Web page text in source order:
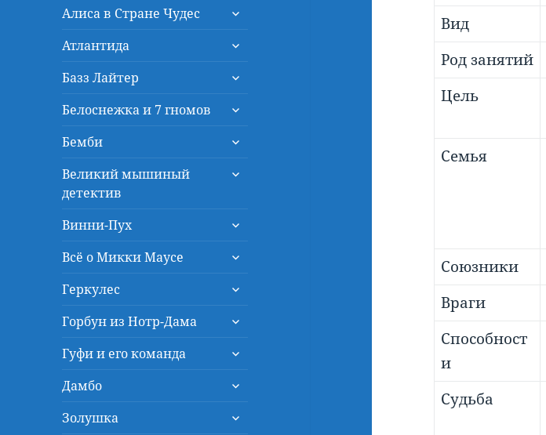
меню
Алиса в Стране Чудес
раскрыть
меню
Атлантида
раскрыть
меню
Базз Лайтер
раскрыть
меню
Белоснежка и 7 гномов
раскрыть
меню
Бемби
раскрыть
меню
Великий мышиный
детектив
раскрыть
Винни-Пух
раскрыть
меню
Всё о Микки Маусе
раскрыть
меню
Геркулес
раскрыть
меню
Горбун из Нотр-Дама
раскрыть
меню
Гуфи и его команда
раскрыть
меню
Дамбо
раскрыть
меню
Золушка
раскрыть
Вид
Род занятий
Цель
Семья
Союзники
Враги
Способност
и
Судьба